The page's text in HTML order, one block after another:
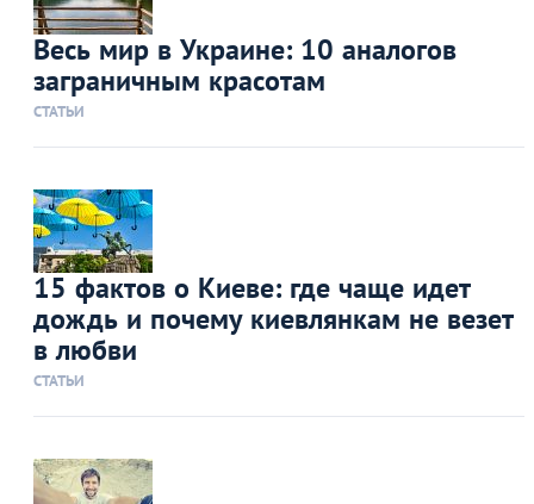
Весь мир в Украине: 10 аналогов
заграничным красотам
СТАТЬИ
15 фактов о Киеве: где чаще идет
дождь и почему киевлянкам не везет
в любви
СТАТЬИ